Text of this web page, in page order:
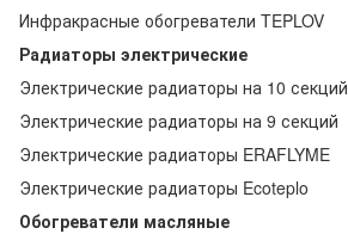
Инфракрасные обогреватели TEPLOV
Радиаторы электрические
Электрические радиаторы на 10 секций
Электрические радиаторы на 9 секций
Электрические радиаторы ERAFLYME
Электрические радиаторы Ecoteplo
Обогреватели масляные